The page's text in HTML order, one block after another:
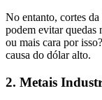
No entanto, cortes
podem evitar quedas
ou mais cara por
causa do dólar alto.
2. Metais